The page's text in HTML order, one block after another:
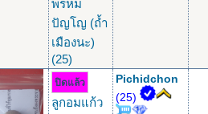
พรหม
ปัญโญ (ถ้ำ
เมืองนะ)
(25)
ปิดแล้ว
ลูกอมแก้ว
Pichidchon
(25)